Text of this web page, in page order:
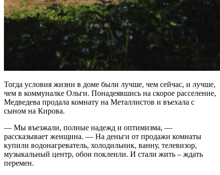
Тогда условия жизни в доме были лучше, чем сейчас, и лучше,
чем в коммуналке Ольги. Понадеявшись на скорое расселение,
Медведева продала комнату на Металлистов и въехала с
сыном на Кирова.
— Мы въезжали, полные надежд и оптимизма, —
рассказывает женщина. — На деньги от продажи комнаты
купили водонагреватель, холодильник, ванну, телевизор,
музыкальный центр, обои поклеили. И стали жить – ждать
перемен.